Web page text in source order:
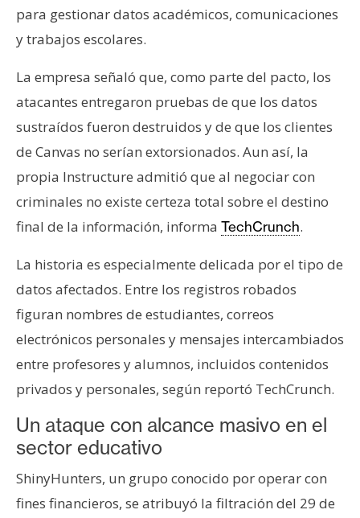
s
o
C
n
t
a
c
o
y
u
b
l
i
i
d
d
para gestionar datos académicos, comunicaciones
y trabajos escolares.
La empresa señaló que, como parte del pacto, los
atacantes entregaron pruebas de que los datos
sustraídos fueron destruidos y de que los clientes
de Canvas no serían extorsionados. Aun así, la
propia Instructure admitió que al negociar con
criminales no existe certeza total sobre el destino
final de la información, informa TechCrunch.
La historia es especialmente delicada por el tipo de
datos afectados. Entre los registros robados
figuran nombres de estudiantes, correos
electrónicos personales y mensajes intercambiados
entre profesores y alumnos, incluidos contenidos
privados y personales, según reportó TechCrunch.
Un ataque con alcance masivo en el
sector educativo
ShinyHunters, un grupo conocido por operar con
fines financieros, se atribuyó la filtración del 29 de